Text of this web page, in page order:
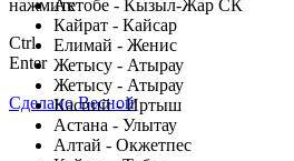
Актобе - Кызыл-Жар СК
Кайрат - Кайсар
Елимай - Женис
Жетысу - Атырау
Жетысу - Атырау
Каспий - Иртыш
Астана - Улытау
Алтай - Окжетпес
нажмите
Ctrl
Enter
Сделано Весной